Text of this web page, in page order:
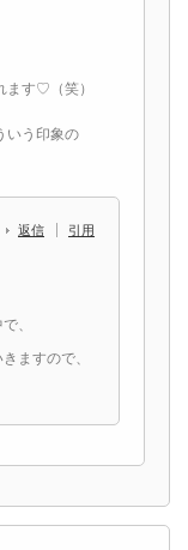
ます♡（笑）
いう印象の
返信 引用
、
ますので、